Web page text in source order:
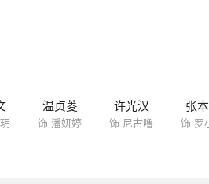
温贞菱
饰 潘妍婷
许光汉
饰 尼古噜
张
饰 罗